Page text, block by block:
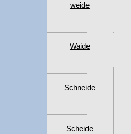
weide
Waide
Schneide
Scheide